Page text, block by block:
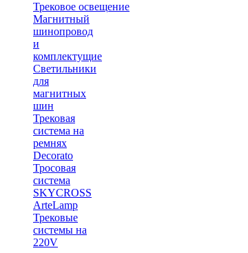
Трековое освещение
Магнитный
шинопровод
и
комплектущие
Светильники
для
магнитных
шин
Трековая
система на
ремнях
Decorato
Тросовая
система
SKYCROSS
ArteLamp
Трековые
системы на
220V